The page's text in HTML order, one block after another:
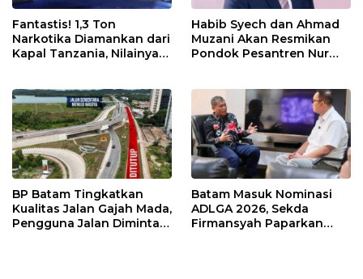
Fantastis! 1,3 Ton
Narkotika Diamankan dari
Kapal Tanzania, Nilainya
Habib Syech dan Ahmad
Muzani Akan Resmikan
Pondok Pesantren Nur
BP Batam Tingkatkan
Kualitas Jalan Gajah Mada,
Pengguna Jalan Diminta
Batam Masuk Nominasi
ADLGA 2026, Sekda
Firmansyah Paparkan